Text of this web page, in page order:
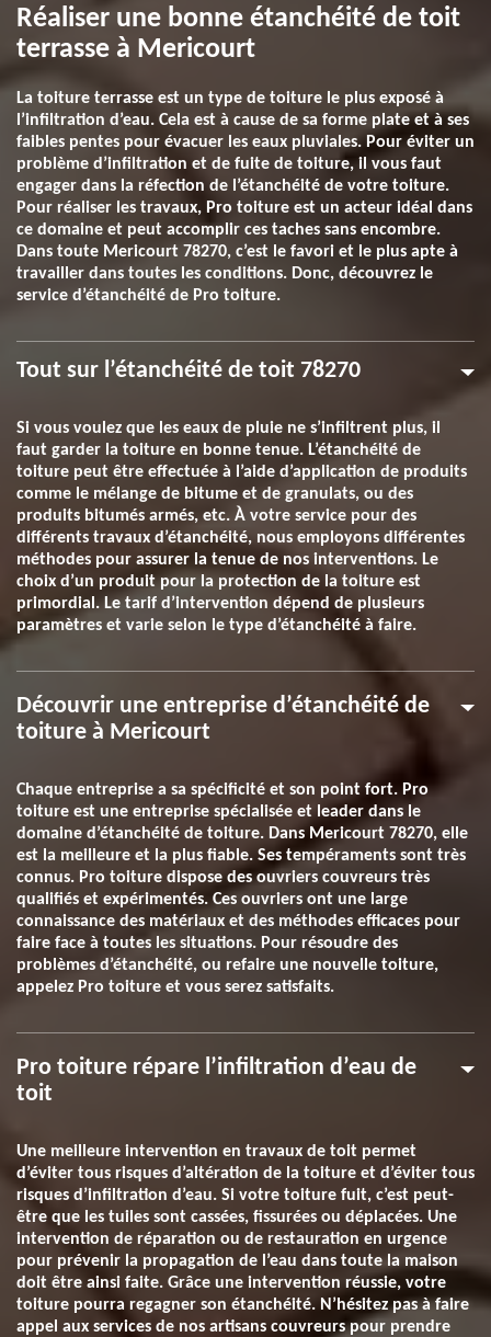
Réaliser une bonne étanchéité de toit
terrasse à Mericourt
La toiture terrasse est un type de toiture le plus exposé à
l’infiltration d’eau. Cela est à cause de sa forme plate et à ses
faibles pentes pour évacuer les eaux pluviales. Pour éviter un
problème d’infiltration et de fuite de toiture, il vous faut
engager dans la réfection de l’étanchéité de votre toiture.
Pour réaliser les travaux, Pro toiture est un acteur idéal dans
ce domaine et peut accomplir ces taches sans encombre.
Dans toute Mericourt 78270, c’est le favori et le plus apte à
travailler dans toutes les conditions. Donc, découvrez le
service d’étanchéité de Pro toiture.
Tout sur l’étanchéité de toit 78270
Si vous voulez que les eaux de pluie ne s’infiltrent plus, il
faut garder la toiture en bonne tenue. L’étanchéité de
toiture peut être effectuée à l’aide d’application de produits
comme le mélange de bitume et de granulats, ou des
produits bitumés armés, etc. À votre service pour des
différents travaux d’étanchéité, nous employons différentes
méthodes pour assurer la tenue de nos interventions. Le
choix d’un produit pour la protection de la toiture est
primordial. Le tarif d’intervention dépend de plusieurs
paramètres et varie selon le type d’étanchéité à faire.
Découvrir une entreprise d’étanchéité de
toiture à Mericourt
Chaque entreprise a sa spécificité et son point fort. Pro
toiture est une entreprise spécialisée et leader dans le
domaine d’étanchéité de toiture. Dans Mericourt 78270, elle
est la meilleure et la plus fiable. Ses tempéraments sont très
connus. Pro toiture dispose des ouvriers couvreurs très
qualifiés et expérimentés. Ces ouvriers ont une large
connaissance des matériaux et des méthodes efficaces pour
faire face à toutes les situations. Pour résoudre des
problèmes d’étanchéité, ou refaire une nouvelle toiture,
appelez Pro toiture et vous serez satisfaits.
Pro toiture répare l’infiltration d’eau de
toit
Une meilleure intervention en travaux de toit permet
d’éviter tous risques d’altération de la toiture et d’éviter tous
risques d’infiltration d’eau. Si votre toiture fuit, c’est peut-
être que les tuiles sont cassées, fissurées ou déplacées. Une
intervention de réparation ou de restauration en urgence
pour prévenir la propagation de l’eau dans toute la maison
doit être ainsi faite. Grâce une intervention réussie, votre
toiture pourra regagner son étanchéité. N’hésitez pas à faire
appel aux services de nos artisans couvreurs pour prendre